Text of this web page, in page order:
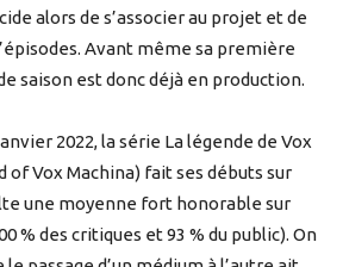
alors de s’associer au projet et de
Avant même sa première
saison est donc déjà en production.
2022, la série La légende de Vox
of Vox Machina) fait ses débuts sur
une moyenne fort honorable sur
% des critiques et 93 % du public). On